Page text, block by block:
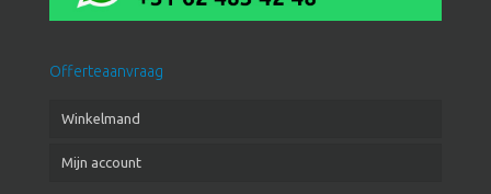
Offerteaanvraag
Winkelmand
Mijn account